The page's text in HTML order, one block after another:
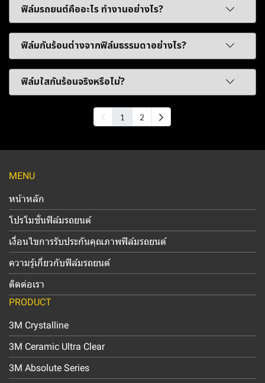
ฟิล์มรถยนต์คืออะไร ทำงานอย่างไร?
ฟิล์มกันร้อนต่างจากฟิล์มธรรมดาอย่างไร?
ฟิล์มใสกันร้อนจริงหรือไม่?
1 2
MENU
หน้าหลัก
โปรโมชั่นฟิล์มรถยนต์
เงื่อนไขการรับประกันคุณภาพฟิล์มรถยนต์
ความรู้เกี่ยวกับฟิล์มรถยนต์
ติดต่อเรา
PRODUCT
3M Crystalline
3M Ceramic Ultra Clear
3M Absolute Series